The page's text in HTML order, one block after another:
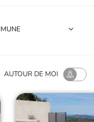
AUTOUR DE MOI